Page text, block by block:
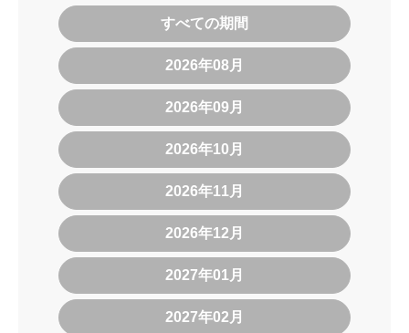
すべての期間
2026年08月
2026年09月
2026年10月
2026年11月
2026年12月
2027年01月
2027年02月